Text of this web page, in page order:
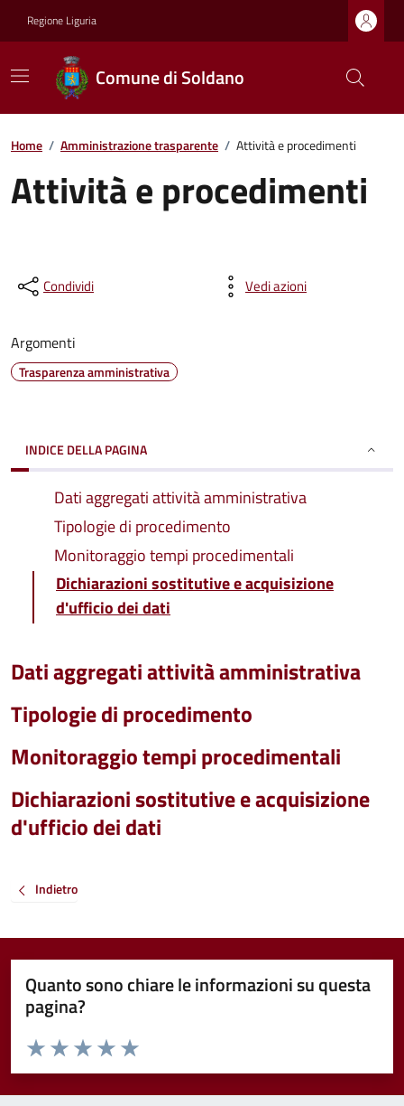
Regione Liguria
Comune di Soldano
Home / Amministrazione trasparente / Attività e procedimenti
Attività e procedimenti
Condividi Vedi azioni
Argomenti
Trasparenza amministrativa
INDICE DELLA PAGINA
Dati aggregati attività amministrativa
Tipologie di procedimento
Monitoraggio tempi procedimentali
Dichiarazioni sostitutive e acquisizione
d'ufficio dei dati
Dati aggregati attività amministrativa
Tipologie di procedimento
Monitoraggio tempi procedimentali
Dichiarazioni sostitutive e acquisizione
d'ufficio dei dati
Indietro
Quanto sono chiare le informazioni su questa
pagina?
Valuta da 1 a 5 stelle la pagina
Valuta 5 stelle su 5
Valuta 4 stelle su 5
Valuta 3 stelle su 5
Valuta 2 stelle su 5
Valuta 1 stelle su 5